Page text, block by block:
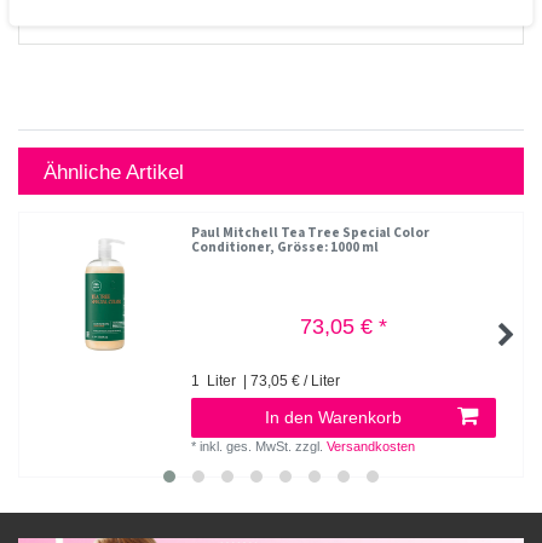
Ähnliche Artikel
Paul Mitchell Tea Tree Special Color
Conditioner, Grösse: 1000 ml
73,05 € *
1 Liter | 73,05 € / Liter
In den Warenkorb
*inkl. ges. MwSt. zzgl.Versandkosten